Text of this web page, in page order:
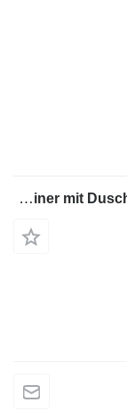
Module-T Umkleidecontainer mit Dusche kaufen – 14,4 m², 600 × 240cm | NEU